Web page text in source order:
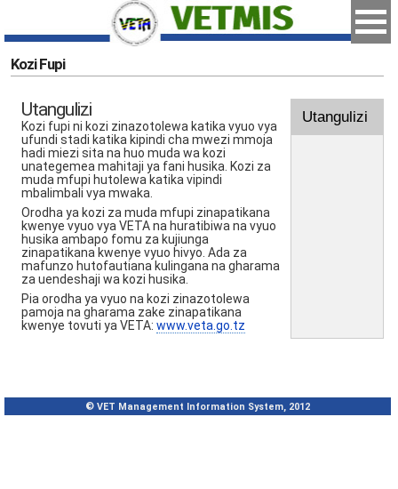
Kozi Fupi
Utangulizi
Kozi fupi ni kozi zinazotolewa katika vyuo vya
ufundi stadi katika kipindi cha mwezi mmoja
hadi miezi sita na huo muda wa kozi
unategemea mahitaji ya fani husika. Kozi za
muda mfupi hutolewa katika vipindi
mbalimbali vya mwaka.
Orodha ya kozi za muda mfupi zinapatikana
kwenye vyuo vya VETA na huratibiwa na vyuo
husika ambapo fomu za kujiunga
zinapatikana kwenye vyuo hivyo. Ada za
mafunzo hutofautiana kulingana na gharama
za uendeshaji wa kozi husika.
Pia orodha ya vyuo na kozi zinazotolewa
pamoja na gharama zake zinapatikana
kwenye tovuti ya VETA: www.veta.go.tz
Utangulizi
© VET Management Information System, 2012